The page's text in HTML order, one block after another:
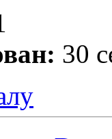
30